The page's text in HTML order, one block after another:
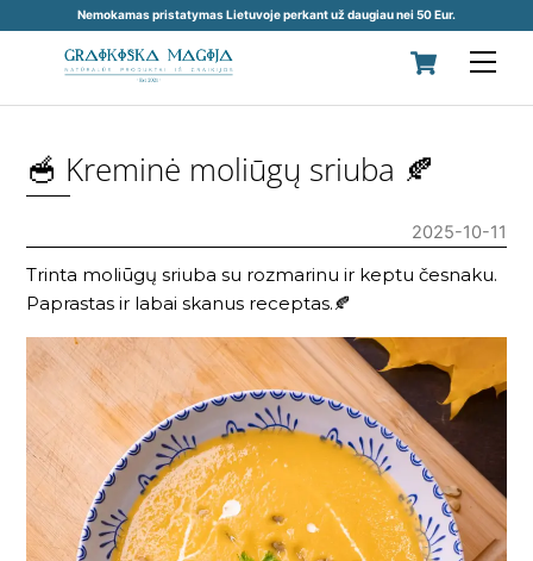
Nemokamas pristatymas Lietuvoje perkant už daugiau nei 50 Eur.
Cart
🥣 Kreminė moliūgų sriuba 🍂
2025-10-11
Trinta moliūgų sriuba su rozmarinu ir keptu česnaku.
Paprastas ir labai skanus receptas.🍂